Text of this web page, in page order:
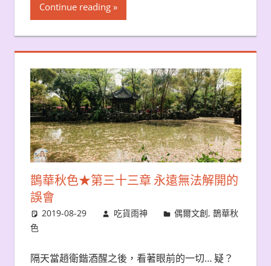
Continue reading
鵲華秋色★第三十三章 永遠無法解開的
誤會
2019-08-29 吃貨雨神 偶爾文創,鵲華秋
色
隔天當趙衛鍇酒醒之後，看著眼前的一切… 疑？